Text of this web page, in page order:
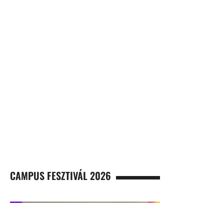
CAMPUS FESZTIVÁL 2026